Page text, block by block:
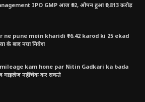
IPO GMP आज ₹92, ओपन हुआ ₹9,813 करोड़
ne pune mein kharidi ₹16.42 karod ki 25 ekad
के बाद नया निवेश
mileage kam hone par Nitin Gadkari ka bada
माइलेज नहीं चेक कर सकते